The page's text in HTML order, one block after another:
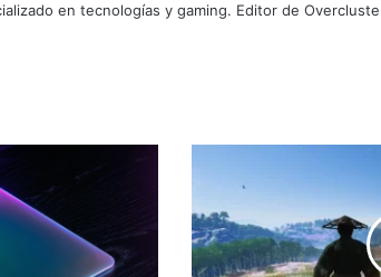
en tecnologías y gaming. Editor de
revela
sus
requermientos